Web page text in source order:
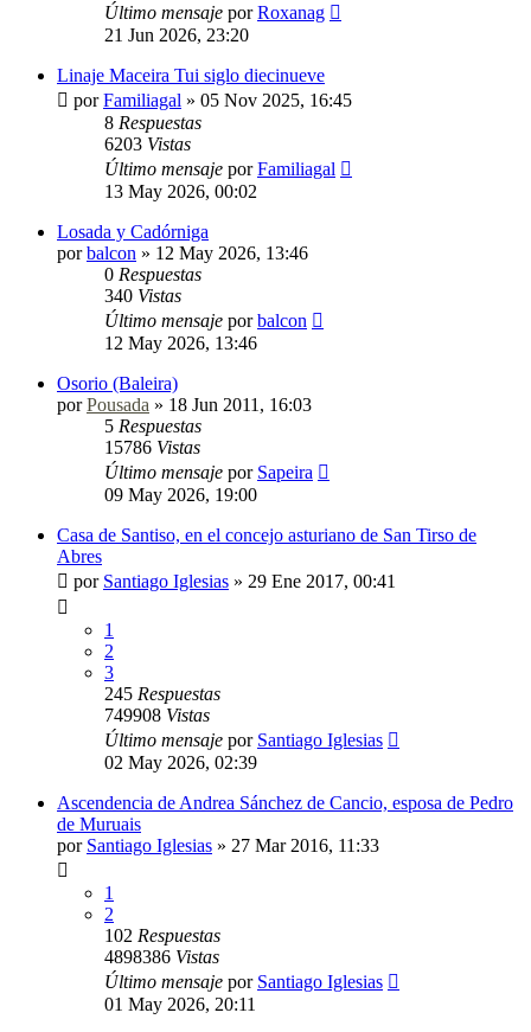
Último mensaje porRoxanag
21 Jun 2026, 23:20
Linaje Maceira Tui siglo diecinueve
porFamiliagal » 05 Nov 2025, 16:45
8 Respuestas
6203 Vistas
Último mensaje porFamiliagal
13 May 2026, 00:02
Losada y Cadórniga
porbalcon » 12 May 2026, 13:46
0 Respuestas
340 Vistas
Último mensaje porbalcon
12 May 2026, 13:46
Osorio (Baleira)
porPousada » 18 Jun 2011, 16:03
5 Respuestas
15786 Vistas
Último mensaje por Sapeira
09 May 2026, 19:00
Casa de Santiso, en el concejo asturiano de San Tirso de
Abres
por Santiago Iglesias » 29 Ene 2017, 00:41
1
2
3
245 Respuestas
749908 Vistas
Último mensaje por Santiago Iglesias
02 May 2026, 02:39
Ascendencia de Andrea Sánchez de Cancio, esposa de Pedro
de Muruais
por Santiago Iglesias » 27 Mar 2016, 11:33
1
2
102 Respuestas
4898386 Vistas
Último mensaje por Santiago Iglesias
01 May 2026, 20:11